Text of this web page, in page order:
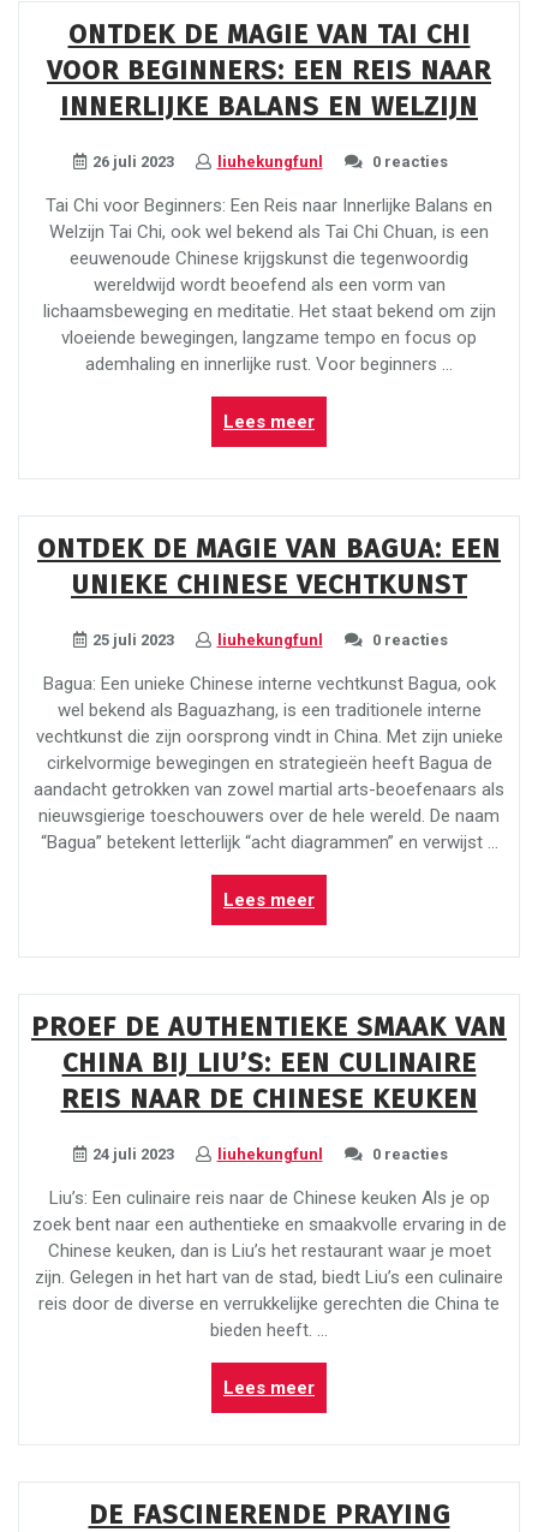
Onmisbaar
Trainingshulpmiddel
voor
Vechtsportbeoefenaars”
ONTDEK DE MAGIE VAN TAI CHI
VOOR BEGINNERS: EEN REIS NAAR
INNERLIJKE BALANS EN WELZIJN
26 juli 2023 liuhekungfunl 0 reacties
Tai Chi voor Beginners: Een Reis naar Innerlijke Balans en
Welzijn Tai Chi, ook wel bekend als Tai Chi Chuan, is een
eeuwenoude Chinese krijgskunst die tegenwoordig
wereldwijd wordt beoefend als een vorm van
lichaamsbeweging en meditatie. Het staat bekend om zijn
vloeiende bewegingen, langzame tempo en focus op
ademhaling en innerlijke rust. Voor beginners …
Lees meer“Ontdek
de
Magie
Chi
voor
Een
naar
Innerlijke
Balans
en
Welzijn”
ONTDEK DE MAGIE VAN BAGUA: EEN
UNIEKE CHINESE VECHTKUNST
25 juli 2023 liuhekungfunl 0 reacties
Bagua: Een unieke Chinese interne vechtkunst Bagua, ook
wel bekend als Baguazhang, is een traditionele interne
vechtkunst die zijn oorsprong vindt in China. Met zijn unieke
cirkelvormige bewegingen en strategieën heeft Bagua de
aandacht getrokken van zowel martial arts-beoefenaars als
nieuwsgierige toeschouwers over de hele wereld. De naam
“Bagua” betekent letterlijk “acht diagrammen” en verwijst …
Lees meer“Ontdek
de
Magie
Een
Unieke
Chinese
Vechtkunst”
PROEF DE AUTHENTIEKE SMAAK VAN
CHINA BIJ LIU’S: EEN CULINAIRE
REIS NAAR DE CHINESE KEUKEN
24 juli 2023 liuhekungfunl 0 reacties
Liu’s: Een culinaire reis naar de Chinese keuken Als je op
zoek bent naar een authentieke en smaakvolle ervaring in de
Chinese keuken, dan is Liu’s het restaurant waar je moet
zijn. Gelegen in het hart van de stad, biedt Liu’s een culinaire
reis door de diverse en verrukkelijke gerechten die China te
bieden heeft. …
Lees meer“Proef
de
Authentieke
China
DE FASCINERENDE PRAYING